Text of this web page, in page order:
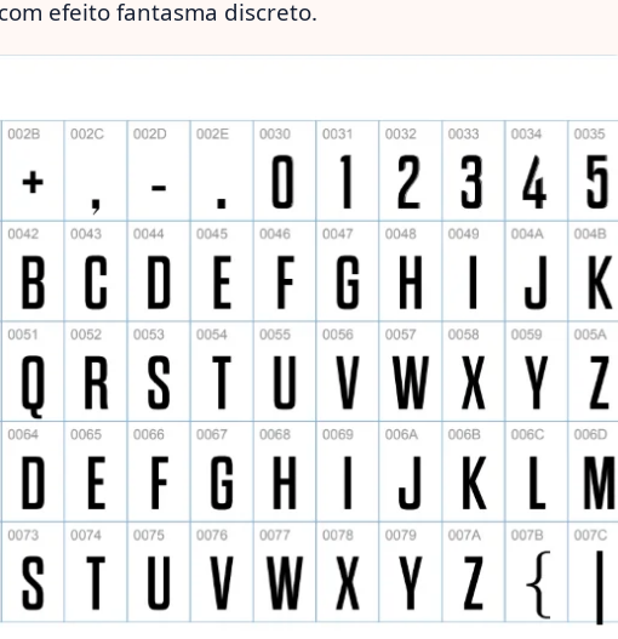
efeito fantasma discreto.